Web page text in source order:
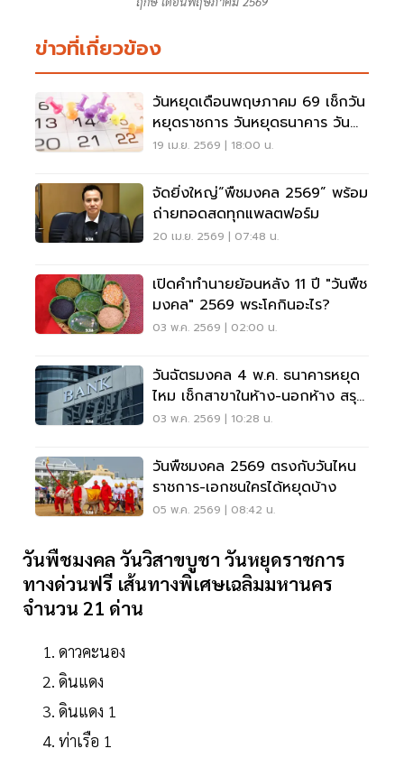
ข่าวที่เกี่ยวข้อง
วันหยุดเดือนพฤษภาคม 69 เช็กวัน
หยุดราชการ วันหยุดธนาคาร วัน
หยุดยาวที่นี่
19 เม.ย. 2569 | 18:00 น.
จัดยิ่งใหญ่“พืชมงคล 2569” พร้อม
ถ่ายทอดสดทุกแพลตฟอร์ม
20 เม.ย. 2569 | 07:48 น.
เปิดคำทำนายย้อนหลัง 11 ปี "วันพืช
มงคล" 2569 พระโคกินอะไร?
03 พ.ค. 2569 | 02:00 น.
วันฉัตรมงคล 4 พ.ค. ธนาคารหยุด
ไหม เช็กสาขาในห้าง-นอกห้าง สรุป
วันหยุดพ.ค.ที่นี่
03 พ.ค. 2569 | 10:28 น.
วันพืชมงคล 2569 ตรงกับวันไหน
ราชการ-เอกชนใครได้หยุดบ้าง
05 พ.ค. 2569 | 08:42 น.
วันพืชมงคล วันวิสาขบูชา วันหยุดราชการ
ทางด่วนฟรี เส้นทางพิเศษเฉลิมมหานคร
จำนวน 21 ด่าน
ดาวคะนอง
ดินแดง
ดินแดง 1
ท่าเรือ 1